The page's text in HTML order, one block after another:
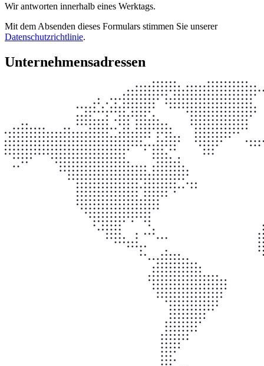
Wir antworten innerhalb eines Werktags.
Mit dem Absenden dieses Formulars stimmen Sie unserer
Datenschutzrichtlinie.
Unternehmensadressen